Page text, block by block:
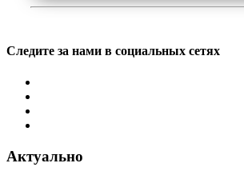
Следите за нами в социальных сетях
Актуально